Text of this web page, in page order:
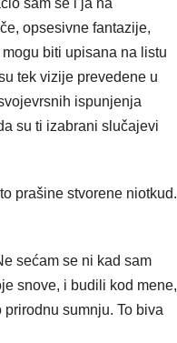
opsesivne fantazije,
biti upisana na listu
tek vizije prevedene u
ispunjenja
su ti izabrani slučajevi
prašine stvorene niotkud.
sećam se ni kad sam
snove, i budili kod mene,
sumnju. To biva